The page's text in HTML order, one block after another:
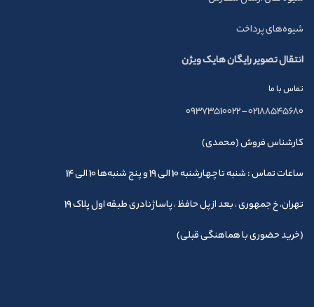
شیوه‌های پرداخت
انتقال تصویر رایگان هایک ویژن
تماس با ما
02188545680
–
09373510022
کارشناس فروش (محمدی)
ساعات تماس : شنبه تا چهارشنبه 10 الی 19 و پنج شنبه‌ها 10 الی 14
تهران، خ جمهوری ، بعد از پل حافظ ، پاساژ نادری طبقه اول پلاک 19
(خرید حضوری با هماهنگی قبلی)